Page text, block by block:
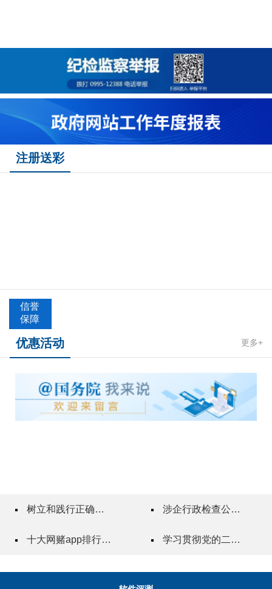
注册送彩
信誉
保障
优惠活动 更多+
树立和践行正确政绩观 涉企行政检查公示专栏
十大网赌app排行榜"一站式"质量服务指导站 学习贯彻党的二十届三中全会精神